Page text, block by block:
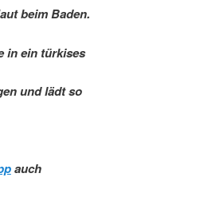
beim Baden.
in ein türkises
und lädt so
auch